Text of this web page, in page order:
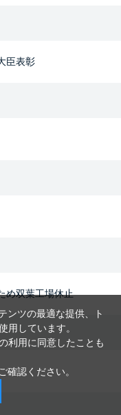
臣表彰
め双葉工場休止
ンツの最適な提供、ト
用しています。
利用に同意したことも
確認ください。